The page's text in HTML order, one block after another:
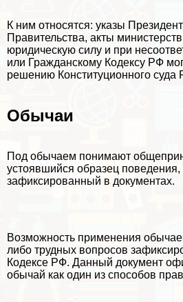
К ним относятся: указы
Правительства, акты
юридическую силу и при
или Гражданскому Кодексу РФ
решению Конституционного суда
Обычаи
Под обычаем понимают
устоявшийся образец поведения,
зафиксированный в документах.
Возможность применения
либо трудных вопросов
Кодексе РФ. Данный документ
обычай как один из способов